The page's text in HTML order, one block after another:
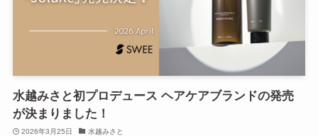
水越みさと初プロデュース ヘアケアブランドの発売
が決まりました！
2026年3月25日 水越みさと